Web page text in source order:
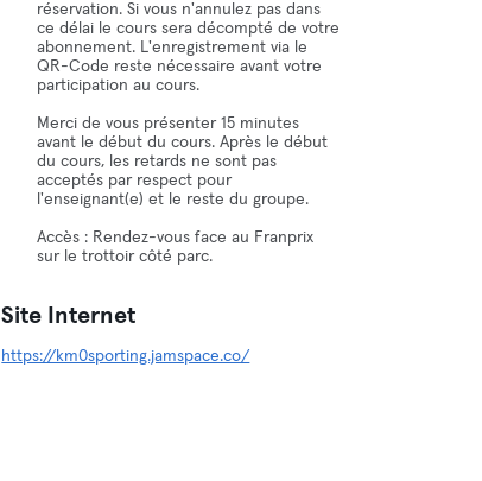
réservation. Si vous n'annulez pas dans
ce délai le cours sera décompté de votre
abonnement. L'enregistrement via le
QR-Code reste nécessaire avant votre
participation au cours.
Merci de vous présenter 15 minutes
avant le début du cours. Après le début
du cours, les retards ne sont pas
acceptés par respect pour
l'enseignant(e) et le reste du groupe.
Accès : Rendez-vous face au Franprix
sur le trottoir côté parc.
Site Internet
https://km0sporting.jamspace.co/